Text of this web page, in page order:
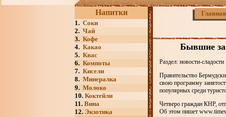
Напитки
1. Соки
2. Чай
3. Кофе
4. Какао
5. Квас
6. Компоты
7. Кисели
8. Минералка
9. Молоко
10. Коктейли
11. Вина
12. Экзотика
Главная
Бывшие
Раздел: новости-сладости
Правительство
свою программу
популярных среди
Четверо граждан КНР,
Об этом пишет